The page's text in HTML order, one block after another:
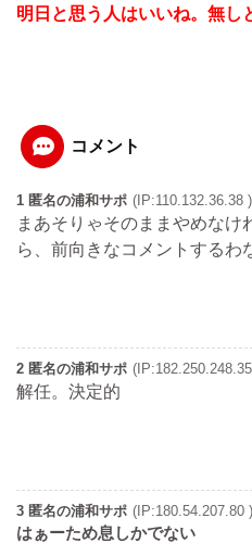
明日と思う人はいいね。無し
コメント
1 匿名の浦和サポ (IP:110.132.36.38 )
まあそりゃそのままやめな
ら、前向きなコメントするわ
2 匿名の浦和サポ
解任。決定的
3 匿名の浦和サポ (IP:180.54.207.80 )
はぁーため息しかでない